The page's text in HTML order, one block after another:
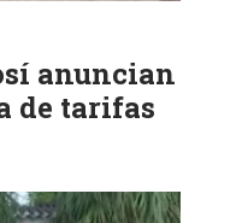
anuncian
de tarifas